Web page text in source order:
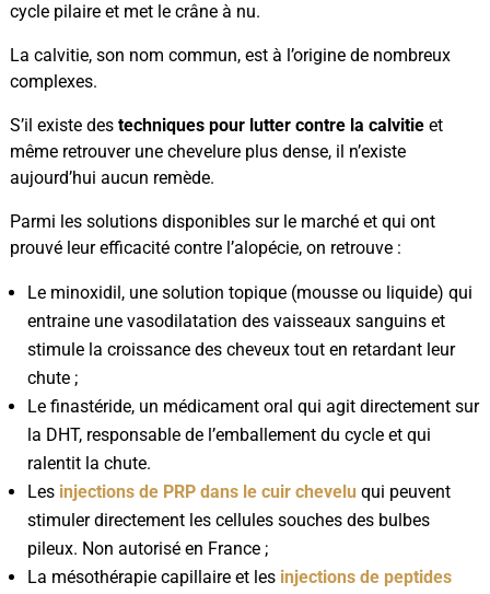
cycle pilaire et met le crâne à nu.
La calvitie, son nom commun, est à l’origine de nombreux
complexes.
S’il existe des techniques pour lutter contre la calvitieet
même retrouver une chevelure plus dense, il n’existe
aujourd’hui aucun remède.
Parmi les solutions disponibles sur le marché et qui ont
prouvé leur efficacité contre l’alopécie, on retrouve :
Le minoxidil, une solution topique (mousse ou liquide) qui
entraine une vasodilatation des vaisseaux sanguins et
stimule la croissance des cheveux tout en retardant leur
chute ;
Le finastéride, un médicament oral qui agit directement sur
la DHT, responsable de l’emballement du cycle et qui
ralentit la chute.
Les injections de PRP dans le cuir chevelu qui peuvent
stimuler directement les cellules souches des bulbes
pileux. Non autorisé en France ;
La mésothérapie capillaire et les injections de peptides